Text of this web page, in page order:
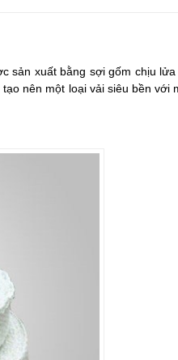
sản xuất bằng sợi gốm chịu
nên một loại vải siêu bền với